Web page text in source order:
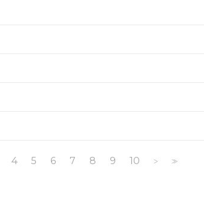
4 5 6 7 8 9 10 > >>